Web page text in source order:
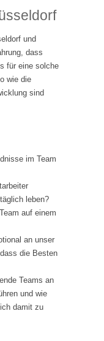
und
dass
für eine solche
wie die
sind
im Team
leben?
auf einem
an unser
die Besten
Teams an
und wie
damit zu